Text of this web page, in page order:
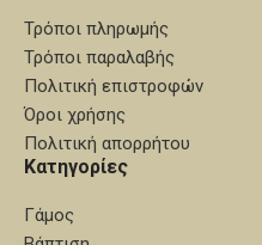
Τρόποι πληρωμής
Τρόποι παραλαβής
Πολιτική επιστροφών
Όροι χρήσης
Πολιτική απορρήτου
Κατηγορίες
Γάμος